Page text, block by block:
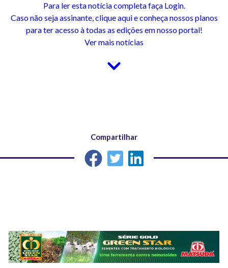
Para ler esta notícia completa faça Login.
Caso não seja assinante, clique aqui e conheça nossos planos
para ter acesso à todas as edições em nosso portal!
Ver mais notícias
Compartilhar